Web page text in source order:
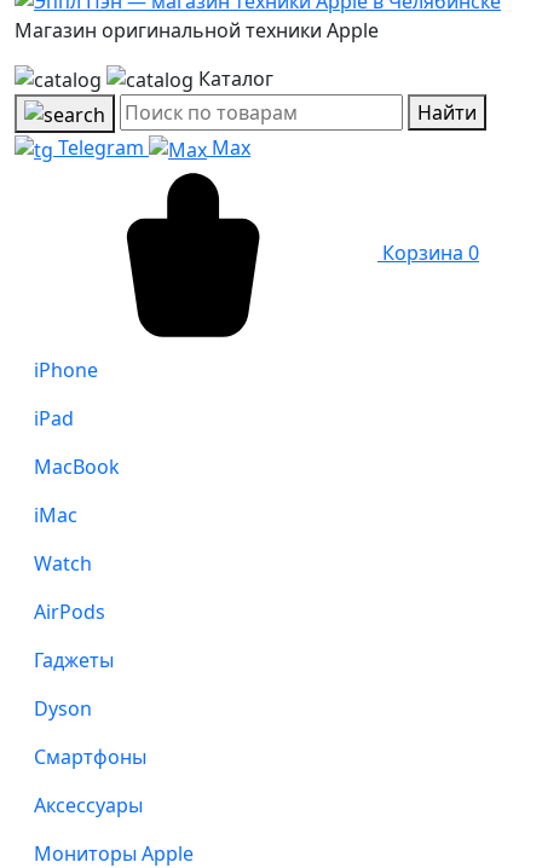
Магазин оригинальной техники Apple
Каталог
Найти
Telegram
Max
Корзина 0
iPhone
iPad
MacBook
iMac
Watch
AirPods
Гаджеты
Dyson
Смартфоны
Аксессуары
Мониторы Apple